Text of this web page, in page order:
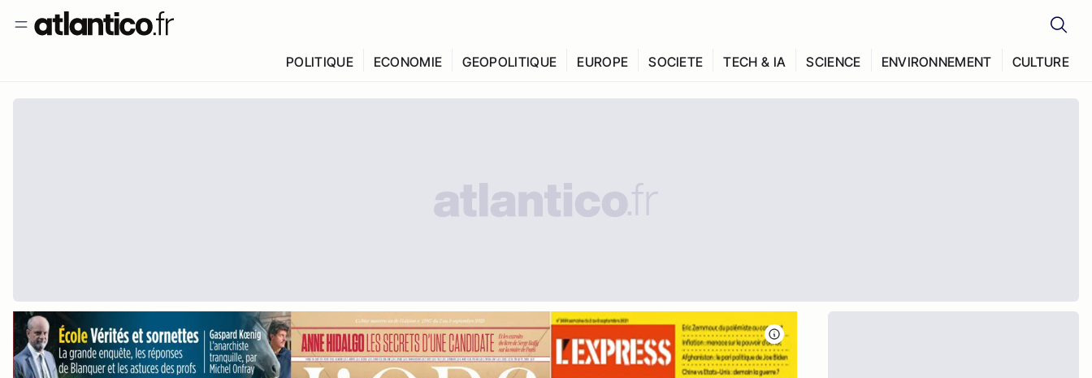
POLITIQUE ECONOMIE GEOPOLITIQUE EUROPE SOCIETE TECH & IA SCIENCE ENVIRONNEMENT CULTURE